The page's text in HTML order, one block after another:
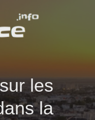
les
la